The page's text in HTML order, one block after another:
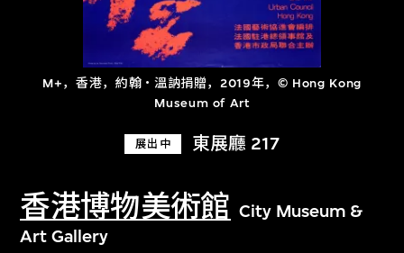
M+，香港，約翰‧溫訥捐贈，2019年，© Hong Kong
Museum of Art
展出中 東展廳 217
香港博物美術館 City Museum &
Art Gallery
文化藏品。